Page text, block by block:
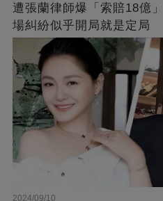
遭張蘭律師爆「索賠18億
場糾紛似乎開局就是定局
2024/09/10